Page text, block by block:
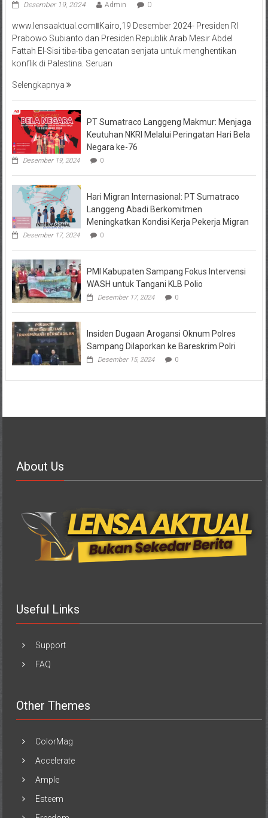
Desember 19, 2024 Admin 0
www.lensaaktual.comǁKairo,19 Desember 2024- Presiden RI
Prabowo Subianto dan Presiden Republik Arab Mesir Abdel
Fattah El-Sisi tiba-tiba gencatan senjata untuk menghentikan
konflik di Palestina. Seruan
Selengkapnya
PT Sumatraco Langgeng Makmur: Menjaga
Keutuhan NKRI Melalui Peringatan Hari Bela
Negara ke-76
Desember 19, 2024 0
Hari Migran Internasional: PT Sumatraco
Langgeng Abadi Berkomitmen
Meningkatkan Kondisi Kerja Pekerja Migran
Desember 17, 2024 0
PMI Kabupaten Sampang Fokus Intervensi
WASH untuk Tangani KLB Polio
Desember 17, 2024 0
Insiden Dugaan Arogansi Oknum Polres
Sampang Dilaporkan ke Bareskrim Polri
Desember 15, 2024 0
About Us
Useful Links
Support
FAQ
Other Themes
ColorMag
Accelerate
Ample
Esteem